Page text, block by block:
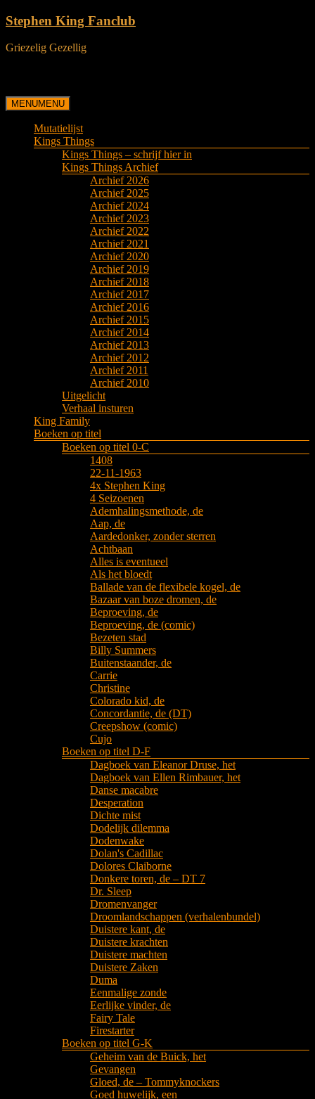
Stephen King Fanclub
Griezelig Gezellig
MENUMENU
Mutatielijst
Kings Things
Kings Things – schrijf hier in
Kings Things Archief
Archief 2026
Archief 2025
Archief 2024
Archief 2023
Archief 2022
Archief 2021
Archief 2020
Archief 2019
Archief 2018
Archief 2017
Archief 2016
Archief 2015
Archief 2014
Archief 2013
Archief 2012
Archief 2011
Archief 2010
Uitgelicht
Verhaal insturen
King Family
Boeken op titel
Boeken op titel 0-C
1408
22-11-1963
4x Stephen King
4 Seizoenen
Ademhalingsmethode, de
Aap, de
Aardedonker, zonder sterren
Achtbaan
Alles is eventueel
Als het bloedt
Ballade van de flexibele kogel, de
Bazaar van boze dromen, de
Beproeving, de
Beproeving, de (comic)
Bezeten stad
Billy Summers
Buitenstaander, de
Carrie
Christine
Colorado kid, de
Concordantie, de (DT)
Creepshow (comic)
Cujo
Boeken op titel D-F
Dagboek van Eleanor Druse, het
Dagboek van Ellen Rimbauer, het
Danse macabre
Desperation
Dichte mist
Dodelijk dilemma
Dodenwake
Dolan's Cadillac
Dolores Claiborne
Donkere toren, de – DT 7
Dr. Sleep
Dromenvanger
Droomlandschappen (verhalenbundel)
Duistere kant, de
Duistere krachten
Duistere machten
Duistere Zaken
Duma
Eenmalige zonde
Eerlijke vinder, de
Fairy Tale
Firestarter
Boeken op titel G-K
Geheim van de Buick, het
Gevangen
Gloed, de – Tommyknockers
Goed huwelijk, een